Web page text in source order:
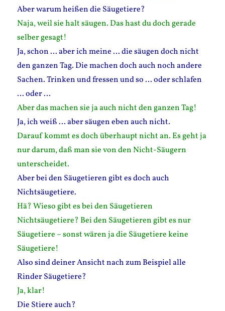
Aber warum heißen die Säugetiere?
Naja, weil sie halt säugen. Das hast du doch gerade
selber gesagt!
Ja, schon … aber ich meine … die säugen doch nicht
den ganzen Tag. Die machen doch auch noch andere
Sachen. Trinken und fressen und so … oder schlafen
… oder …
Aber das machen sie ja auch nicht den ganzen Tag!
Ja, ich weiß … aber säugen eben auch nicht.
Darauf kommt es doch überhaupt nicht an. Es geht ja
nur darum, daß man sie von den Nicht-Säugern
unterscheidet.
Aber bei den Säugetieren gibt es doch auch
Nichtsäugetiere.
Hä? Wieso gibt es bei den Säugetieren
Nichtsäugetiere? Bei den Säugetieren gibt es nur
Säugetiere – sonst wären ja die Säugetiere keine
Säugetiere!
Also sind deiner Ansicht nach zum Beispiel alle
Rinder Säugetiere?
Ja, klar!
Die Stiere auch?